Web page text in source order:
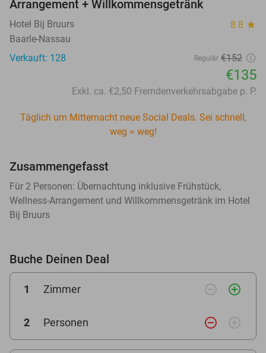
Arrangement + Willkommensgetränk
Hotel Bij Bruurs 8.8 star
Baarle-Nassau
Verkauft: 128
Regulär €152
€135
Exkl. ca. €2,50 Fremdenverkehrsabgabe p. P.
Täglich um Mitternacht neue Social Deals. Sei schnell,
weg = weg!
Zusammengefasst
Für 2 Personen: Übernachtung inklusive Frühstück,
Wellness-Arrangement und Willkommensgetränk im Hotel
Bij Bruurs
Buche Deinen Deal
1 Zimmer remove_circle_outline add_circle_outline
2 Personen remove_circle_outline add_circle_outline